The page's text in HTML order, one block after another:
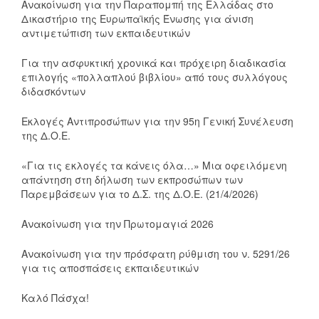
Ανακοίνωση για την Παραπομπή της Ελλάδας στο
Δικαστήριο της Ευρωπαϊκής Ένωσης για άνιση
αντιμετώπιση των εκπαιδευτικών
Για την ασφυκτική χρονικά και πρόχειρη διαδικασία
επιλογής «πολλαπλού βιβλίου» από τους συλλόγους
διδασκόντων
Εκλογές Αντιπροσώπων για την 95η Γενική Συνέλευση
της Δ.Ο.Ε.
«Για τις εκλογές τα κάνεις όλα…» Μια οφειλόμενη
απάντηση στη δήλωση των εκπροσώπων των
Παρεμβάσεων για το Δ.Σ. της Δ.Ο.Ε. (21/4/2026)
Ανακοίνωση για την Πρωτομαγιά 2026
Ανακοίνωση για την πρόσφατη ρύθμιση του ν. 5291/26
για τις αποσπάσεις εκπαιδευτικών
Καλό Πάσχα!